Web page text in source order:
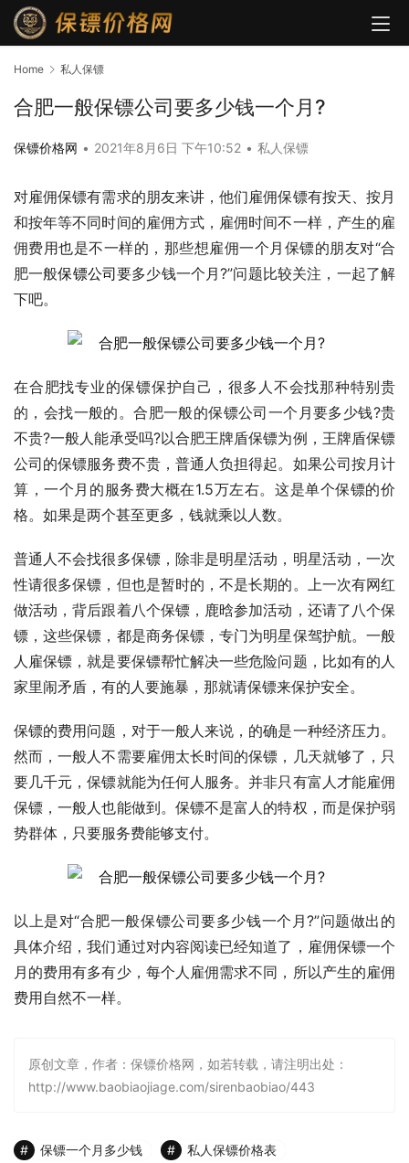
Home 私人保镖
合肥一般保镖公司要多少钱一个月?
保镖价格网 • 2021年8月6日 下午10:52 • 私人保镖
对雇佣保镖有需求的朋友来讲，他们雇佣保镖有按天、按月
和按年等不同时间的雇佣方式，雇佣时间不一样，产生的雇
佣费用也是不一样的，那些想雇佣一个月保镖的朋友对“合
肥一般保镖公司要多少钱一个月?”问题比较关注，一起了解
下吧。
在合肥找专业的保镖保护自己，很多人不会找那种特别贵
的，会找一般的。合肥一般的保镖公司一个月要多少钱?贵
不贵?一般人能承受吗?以合肥王牌盾保镖为例，王牌盾保镖
公司的保镖服务费不贵，普通人负担得起。如果公司按月计
算，一个月的服务费大概在1.5万左右。这是单个保镖的价
格。如果是两个甚至更多，钱就乘以人数。
普通人不会找很多保镖，除非是明星活动，明星活动，一次
性请很多保镖，但也是暂时的，不是长期的。上一次有网红
做活动，背后跟着八个保镖，鹿晗参加活动，还请了八个保
镖，这些保镖，都是商务保镖，专门为明星保驾护航。一般
人雇保镖，就是要保镖帮忙解决一些危险问题，比如有的人
家里闹矛盾，有的人要施暴，那就请保镖来保护安全。
保镖的费用问题，对于一般人来说，的确是一种经济压力。
然而，一般人不需要雇佣太长时间的保镖，几天就够了，只
要几千元，保镖就能为任何人服务。并非只有富人才能雇佣
保镖，一般人也能做到。保镖不是富人的特权，而是保护弱
势群体，只要服务费能够支付。
以上是对“合肥一般保镖公司要多少钱一个月?”问题做出的
具体介绍，我们通过对内容阅读已经知道了，雇佣保镖一个
月的费用有多有少，每个人雇佣需求不同，所以产生的雇佣
费用自然不一样。
原创文章，作者：保镖价格网，如若转载，请注明出处：
http://www.baobiaojiage.com/sirenbaobiao/443
保镖一个月多少钱
私人保镖价格表